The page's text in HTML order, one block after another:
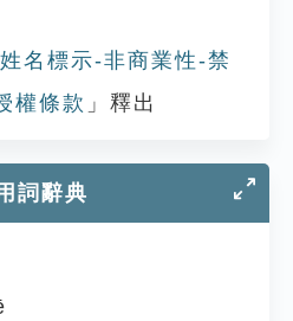
名標示-非商業性-禁
權條款 」釋出
詞辭典